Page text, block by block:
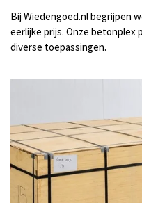
Bij Wiedengoed.nl begrijpen
eerlijke prijs. Onze betonplex
diverse toepassingen.